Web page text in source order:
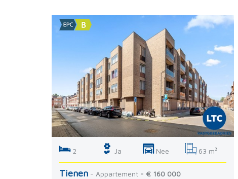
2 Ja Nee 63 m²
Tienen - Appartement - € 160 000